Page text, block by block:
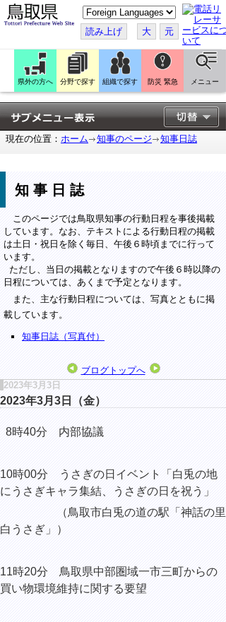
こ
の
ペ
ー
ジ
翻
訳
す
る
読み上げ 大 元
県外の方へ 分野で探す 組織で探す 防災 緊急 メニュー
現在の位置： ホーム 知事のページ 知事日誌
知事日誌
このページでは鳥取県知事の行動日程を事後掲載
しています。なお、テキストによる行動日程の掲載
は土日・祝日を除く毎日、午後６時頃までに行って
います。
ただし、当日の掲載となりますので午後６時以降の
日程については、あくまで予定となります。
また、主な行動日程については、写真とともに掲
載しています。
知事日誌（写真付）
ブログトップへ
2023年3月3日
2023年3月3日（金）
8時40分 内部協議
10時00分 うさぎの日イベント「白兎の地
にうさぎキャラ集結、うさぎの日を祝う」
（鳥取市白兎の道の駅「神話の里
白うさぎ」）
11時20分 鳥取県中部圏域一市三町からの
買い物環境維持に関する要望